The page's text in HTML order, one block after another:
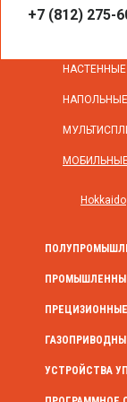
+7 (812) 275-
Hokkaido
УСТРОЙСТВА